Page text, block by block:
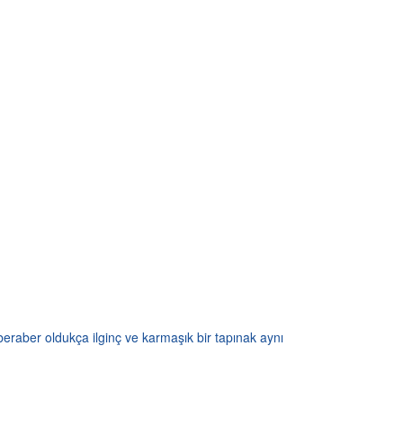
oldukça ilginç ve karmaşık bir tapınak aynı